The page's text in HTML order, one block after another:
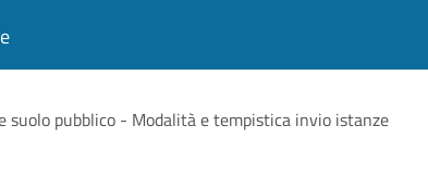
suolo pubblico - Modalità e tempistica invio istanze